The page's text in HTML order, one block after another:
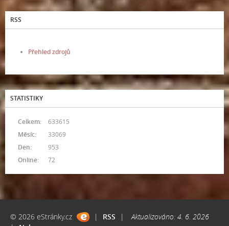
RSS
Přehled zdrojů
STATISTIKY
Online: 72
Celkem:
633615
Měsíc:
33069
Den:
953
© 2026 eStránky.cz | RSS |
Aktualizováno: 4. 6. 2026